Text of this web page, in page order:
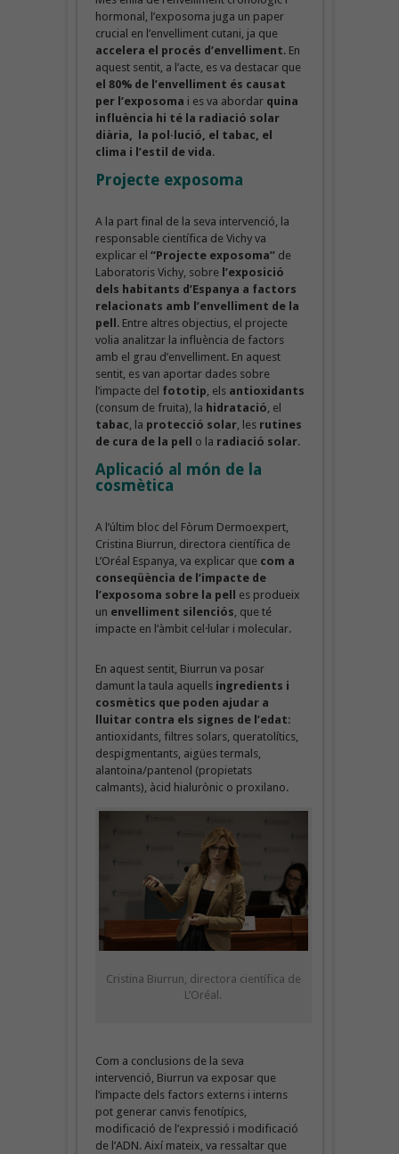
hormonal, l’exposoma juga un paper
crucial en l’envelliment cutani, ja que
accelera el procés d’envelliment. En
aquest sentit, a l’acte, es va destacar que
el 80% de l’envelliment és causat
per l’exposoma i es va abordar quina
influència hi té la radiació solar
diària, la pol·lució, el tabac, el
clima i l’estil de vida.
Projecte exposoma
A la part final de la seva intervenció, la
responsable científica de Vichy va
explicar el “Projecte exposoma”de
Laboratoris Vichy, sobre l’exposició
dels habitants d’Espanya a factors
relacionats amb l’envelliment de la
pell . Entre altres objectius, el projecte
volia analitzar la influència de factors
amb el grau d’envelliment. En aquest
sentit, es van aportar dades sobre
l’impacte del fototip, els antioxidants
(consum de fruita), la hidratació, el
tabac, la protecció solar, les rutines
de cura de la pell
o la radiació solar.
Aplicació al món de la
cosmètica
A l’últim bloc del Fòrum Dermoexpert,
Cristina Biurrun, directora científica de
L’Oréal Espanya, va explicar que com a
conseqüència de l’impacte de
l’exposoma sobre la pell
es produeix
un envelliment silenciós, que té
impacte en l’àmbit cel·lular i molecular.
En aquest sentit, Biurrun va posar
damunt la taula aquellsingredients i
cosmètics que poden ajudar a
lluitar contra els signes de l’edat:
antioxidants, filtres solars, queratolítics,
despigmentants, aigües termals,
alantoina/pantenol (propietats
calmants), àcid hialurònic o proxilano.
Cristina Biurrun, directora científica de
L’Oréal.
Com a conclusions de la seva
intervenció, Biurrun va exposar que
l’impacte dels factors externs i interns
pot generar canvis fenotípics,
modificació de l’expressió i modificació
de l’ADN. Així mateix, va ressaltar que